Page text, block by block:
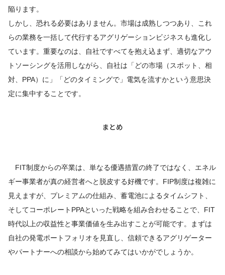
陥ります。
しかし、恐れる必要はありません。市場は成熟しつつあり、これ
らの業務を一括して代行するアグリゲーションビジネスも進化し
ています。重要なのは、自社ですべてを抱え込まず、適切なアウ
トソーシングを活用しながら、自社は「どの市場（スポット、相
対、PPA）に」「どのタイミングで」電気を流すかという意思決
定に集中することです。
まとめ
FIT制度からの卒業は、単なる優遇措置の終了ではなく、エネル
ギー事業者が真の経営者へと脱皮する好機です。FIP制度は複雑に
見えますが、プレミアムの仕組み、蓄電池によるタイムシフト、
そしてコーポレートPPAといった戦略を組み合わせることで、FIT
時代以上の収益性と事業価値を生み出すことが可能です。まずは
自社の発電ポートフォリオを見直し、信頼できるアグリゲーター
やパートナーへの相談から始めてみてはいかがでしょうか。